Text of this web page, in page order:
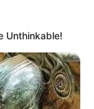
Unthinkable!